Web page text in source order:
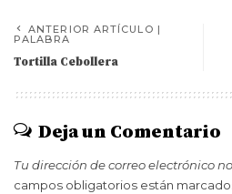
ANTERIOR ARTÍCULO |
PALABRA
Tortilla Cebollera
Deja un Comentario
Tu dirección de correo electrónico
campos obligatorios están